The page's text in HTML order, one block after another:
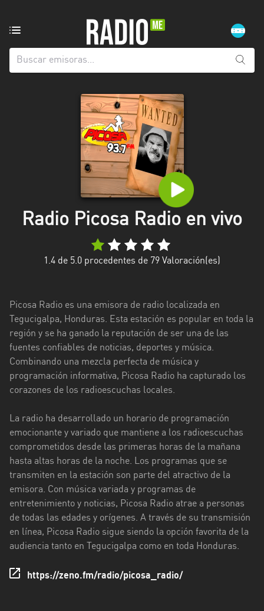
de
radio
Copán
Francisco
Morazán
Islas
de
la
Bahía
Bahía
Olancho
Santa
Bárbara
Valle
Radio Picosa Radio en vivo
1.4 de 5.0 procedentes de 79 Valoración(es)
Picosa Radio es una emisora de radio localizada en
Tegucigalpa, Honduras. Esta estación es popular en toda la
región y se ha ganado la reputación de ser una de las
fuentes confiables de noticias, deportes y música.
Combinando una mezcla perfecta de música y
programación informativa, Picosa Radio ha capturado los
corazones de los radioescuchas locales.
La radio ha desarrollado un horario de programación
emocionante y variado que mantiene a los radioescuchas
comprometidos desde las primeras horas de la mañana
hasta altas horas de la noche. Los programas que se
transmiten en la estación son parte del atractivo de la
emisora. Con música variada y programas de
entretenimiento y noticias, Picosa Radio atrae a personas
de todas las edades y orígenes. A través de su transmisión
en línea, Picosa Radio sigue siendo la opción favorita de la
audiencia tanto en Tegucigalpa como en toda Honduras.
https://zeno.fm/radio/picosa_radio/